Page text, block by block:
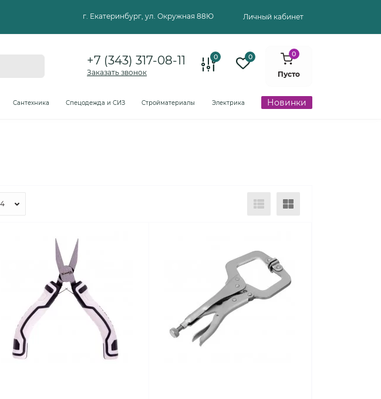
г. Екатеринбург, ул. Окружная 88Ю Личный кабинет
+7 (343) 317-08-11
Заказать звонок
0 0 0
Пусто
Сантехника Спецодежда и СИЗ Стройматериалы Электрика Новинки